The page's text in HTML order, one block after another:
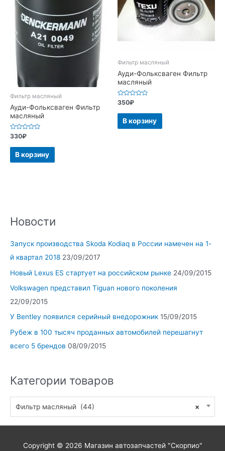
Новости
Запуск производства Skoda Kodiaq в России намечен на 1-
й квартал 2018 23/09/2017
Новый Lexus ES стартует на российском рынке 24/09/2015
Volkswagen представил Tiguan нового поколения
22/09/2015
У Bentley появился серийный внедорожник 15/09/2015
Рубеж в 100 тысяч проданных автомобилей перешагнут
всего 5 брендов 08/09/2015
Категории товаров
×
Фильтр масляный (44)
Фильтр масляный
Ауди-Фольксваген Фильтр
масляный
Оценка
0
из
330₽
В корзину
Фильтр масляный
Ауди-Фольксваген Фильтр
масляный
Оценка
0
из
350₽
В корзину
Copyright © 2026 Магазин автозапчастей "Скорпио"